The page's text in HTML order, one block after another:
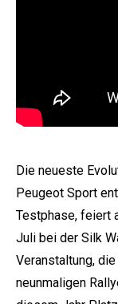
Die neueste
Peugeot Sport
Testphase, feiert
Juli bei der Silk
Veranstaltung,
neunmaligen